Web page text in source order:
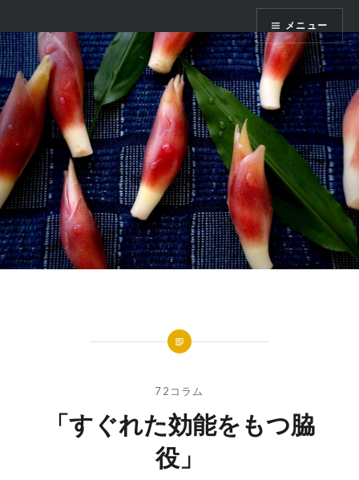
ン
テ
ン
ツ
へ
ス
キ
ッ
プ
かまくら七十二 メニュー
72コラム
「すぐれた効能をもつ脇
役」